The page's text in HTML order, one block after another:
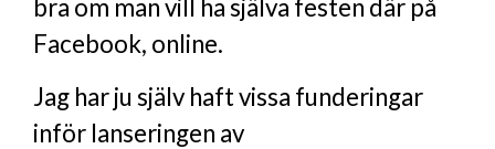
bra om man vill ha själva festen där på
Facebook, online.
Jag har ju själv haft vissa funderingar
inför lanseringen av